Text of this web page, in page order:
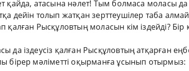
қайда, атасына нәлет! Тым болмаса моласы
дейiн толып жатқан зерттеушiлер таба
қалған Рысқұловтың моласын кiм iздейдi? Бiр
да іздеусіз қалған Рысқұловтың атқарған
бірер мәліметті оқырманға ұсынып отырмыз: